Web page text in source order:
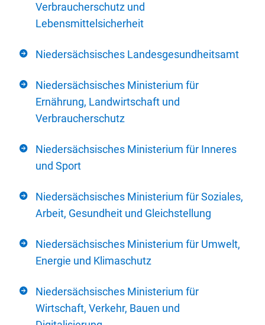
Verbraucherschutz und
Lebensmittelsicherheit
Niedersächsisches Landesgesundheitsamt
Niedersächsisches Ministerium für
Ernährung, Landwirtschaft und
Verbraucherschutz
Niedersächsisches Ministerium für Inneres
und Sport
Niedersächsisches Ministerium für Soziales,
Arbeit, Gesundheit und Gleichstellung
Niedersächsisches Ministerium für Umwelt,
Energie und Klimaschutz
Niedersächsisches Ministerium für
Wirtschaft, Verkehr, Bauen und